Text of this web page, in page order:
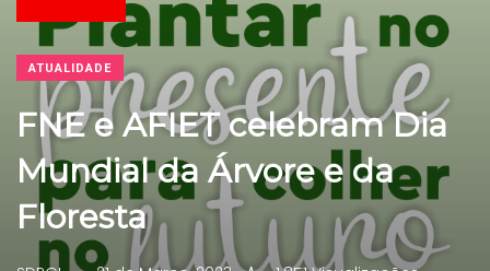
ATUALIDADE
FNE e AFIET celebram Dia
Mundial da Árvore e da
Floresta